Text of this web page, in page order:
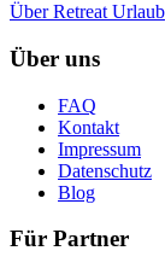
Über Retreat Urlaub
Über uns
FAQ
Kontakt
Impressum
Datenschutz
Blog
Für Partner